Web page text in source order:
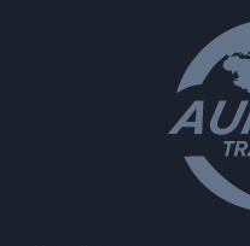
грузов из
контроль по
Сборная экспресс
несколько и каждая
Без консолидации вы
Это усложняет приемку и
Консолидация на складе в
отгрузку и один комплект